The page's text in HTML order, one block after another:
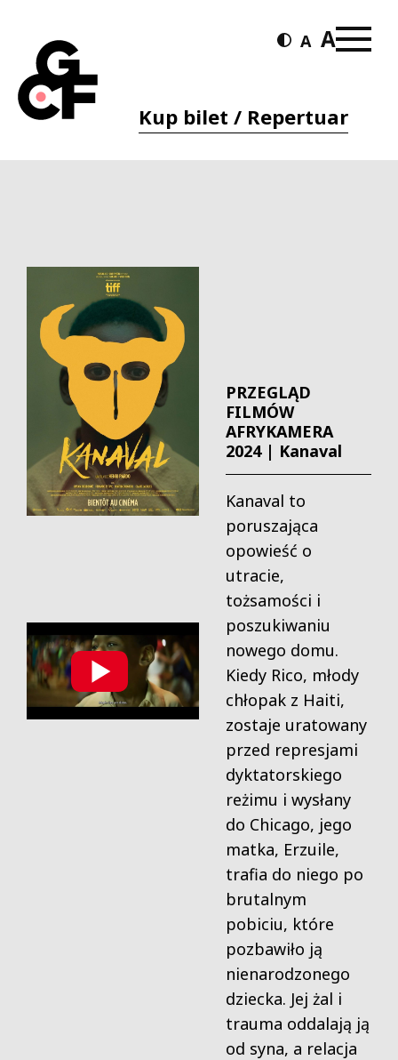
Kup bilet / Repertuar
PRZEGLĄD
FILMÓW
AFRYKAMERA
2024 | Kanaval
Kanaval to
poruszająca
opowieść o
utracie,
tożsamości i
poszukiwaniu
nowego domu.
Kiedy Rico, młody
chłopak z Haiti,
zostaje uratowany
przed represjami
dyktatorskiego
reżimu i wysłany
do Chicago, jego
matka, Erzuile,
trafia do niego po
brutalnym
pobiciu, które
pozbawiło ją
nienarodzonego
dziecka. Jej żal i
trauma oddalają ją
od syna, a relacja